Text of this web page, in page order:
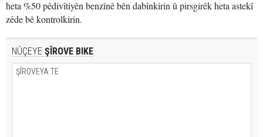
heta %50 pêdivîtiyên benzînê bên dabînkirin û pirsgirêk heta astekî
zêde bê kontrolkirin.
NÛÇEYE ŞÎROVE BIKE